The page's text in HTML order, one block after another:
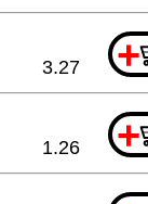
+
3.27
+
1.26